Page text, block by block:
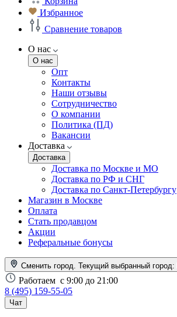
Избранное
Сравнение товаров
О нас
О нас
Опт
Контакты
Наши отзывы
Сотрудничество
О компании
Политика (ПД)
Вакансии
Доставка
Доставка
Доставка по Москве и МО
Доставка по РФ и СНГ
Доставка по Санкт-Петербургу
Магазин в Москве
Оплата
Стать продавцом
Акции
Реферальные бонусы
Сменить город. Текущий выбранный город:
Работаем с 9:00 до 21:00
8 (495) 159-55-05
Чат